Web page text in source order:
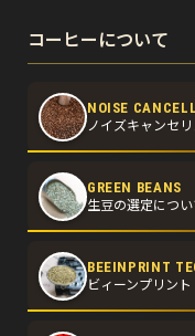
コーヒーについて
NOISE
ノイズキャンセ
GREEN BEANS
生豆の選定につい
BEEINPRINT
ビィーンプリン